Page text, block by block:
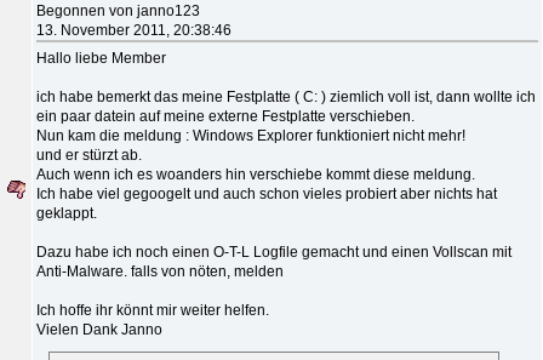
Begonnen von janno123
13. November 2011, 20:38:46
Hallo liebe Member
ich habe bemerkt das meine Festplatte ( C: ) ziemlich voll ist, dann wollte ich
ein paar datein auf meine externe Festplatte verschieben.
Nun kam die meldung : Windows Explorer funktioniert nicht mehr!
und er stürzt ab.
Auch wenn ich es woanders hin verschiebe kommt diese meldung.
Ich habe viel gegoogelt und auch schon vieles probiert aber nichts hat
geklappt.
Dazu habe ich noch einen O-T-L Logfile gemacht und einen Vollscan mit
Anti-Malware. falls von nöten, melden
Ich hoffe ihr könnt mir weiter helfen.
Vielen Dank Janno